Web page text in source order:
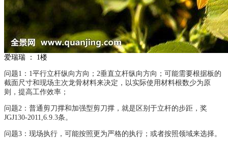
爱瑞瑞 ： 1楼
问题1：1平行立杆纵向方向；2垂直立杆纵向方向；可能需要根据板的
截面尺寸和现场主次龙骨材料来决定，以实际使用材料根数少为原
则，提高工作效率；
问题2：普通剪刀撑和加强型剪刀撑，就是区别于立杆的步距，奖
JGJ130-2011,6.9.3条。
问题3：现场执行，可能按照更为严格的执行；或者按照领域来选择。